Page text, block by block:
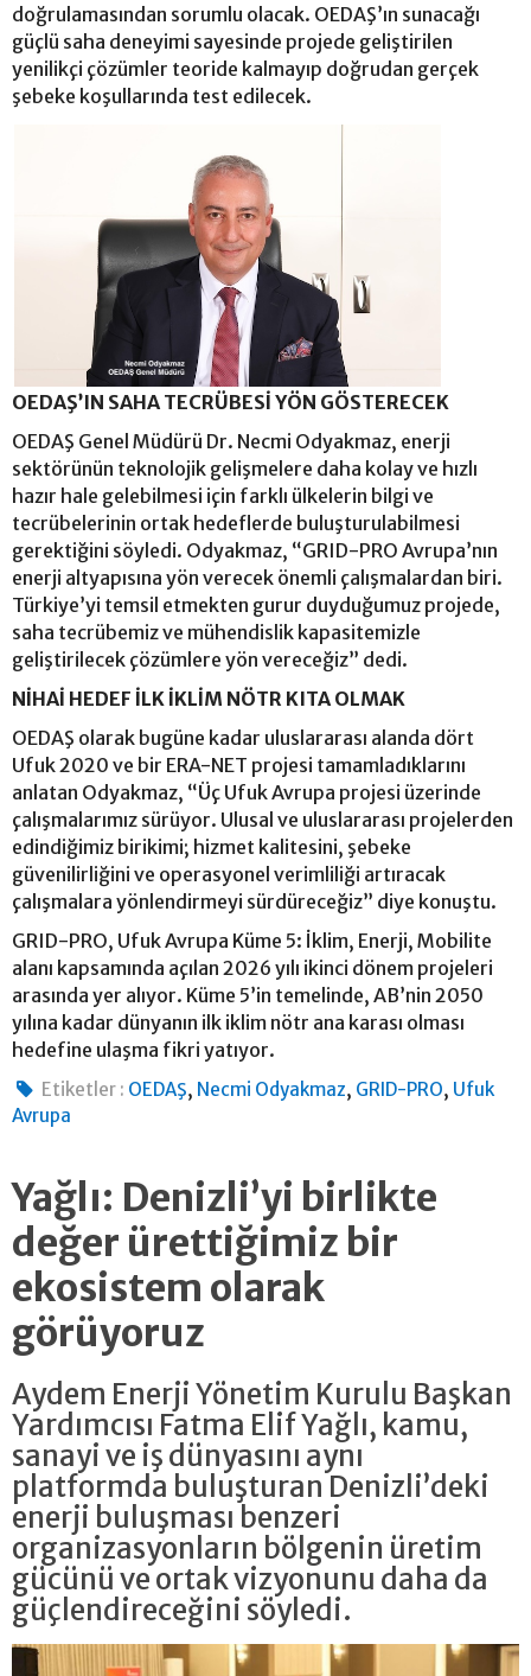
doğrulamasından sorumlu olacak. OEDAŞ’ın sunacağı
güçlü saha deneyimi sayesinde projede geliştirilen
yenilikçi çözümler teoride kalmayıp doğrudan gerçek
şebeke koşullarında test edilecek.
OEDAŞ’IN SAHA TECRÜBESİ YÖN GÖSTERECEK
OEDAŞ Genel Müdürü Dr. Necmi Odyakmaz, enerji
sektörünün teknolojik gelişmelere daha kolay ve hızlı
hazır hale gelebilmesi için farklı ülkelerin bilgi ve
tecrübelerinin ortak hedeflerde buluşturulabilmesi
gerektiğini söyledi. Odyakmaz, “GRID-PRO Avrupa’nın
enerji altyapısına yön verecek önemli çalışmalardan biri.
Türkiye’yi temsil etmekten gurur duyduğumuz projede,
saha tecrübemiz ve mühendislik kapasitemizle
geliştirilecek çözümlere yön vereceğiz” dedi.
NİHAİ HEDEF İLK İKLİM NÖTR KITA OLMAK
OEDAŞ olarak bugüne kadar uluslararası alanda dört
Ufuk 2020 ve bir ERA-NET projesi tamamladıklarını
anlatan Odyakmaz, “Üç Ufuk Avrupa projesi üzerinde
çalışmalarımız sürüyor. Ulusal ve uluslararası projelerden
edindiğimiz birikimi; hizmet kalitesini, şebeke
güvenilirliğini ve operasyonel verimliliği artıracak
çalışmalara yönlendirmeyi sürdüreceğiz” diye konuştu.
GRID-PRO, Ufuk Avrupa Küme 5: İklim, Enerji, Mobilite
alanı kapsamında açılan 2026 yılı ikinci dönem projeleri
arasında yer alıyor. Küme 5’in temelinde, AB’nin 2050
yılına kadar dünyanın ilk iklim nötr ana karası olması
hedefine ulaşma fikri yatıyor.
Etiketler : OEDAŞ, Necmi Odyakmaz, GRID-PRO, Ufuk
Avrupa
Yağlı: Denizli’yi birlikte
değer ürettiğimiz bir
ekosistem olarak
görüyoruz
Aydem Enerji Yönetim Kurulu Başkan
Yardımcısı Fatma Elif Yağlı, kamu,
sanayi ve iş dünyasını aynı
platformda buluşturan Denizli’deki
enerji buluşması benzeri
organizasyonların bölgenin üretim
gücünü ve ortak vizyonunu daha da
güçlendireceğini söyledi.